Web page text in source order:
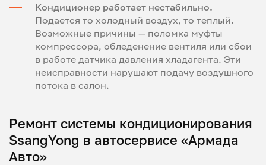
Кондиционер работает нестабильно.
Подается то холодный воздух, то теплый.
Возможные причины — поломка муфты
компрессора, обледенение вентиля или сбои
в работе датчика давления хладагента. Эти
неисправности нарушают подачу воздушного
потока в салон.
Ремонт системы кондиционирования
SsangYong в автосервисе «Армада
Авто»